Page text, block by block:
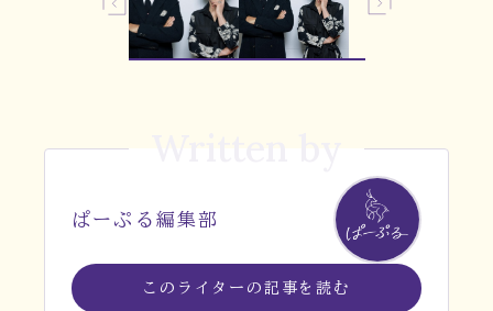
ぱーぷる編集部
このライターの記事を読む